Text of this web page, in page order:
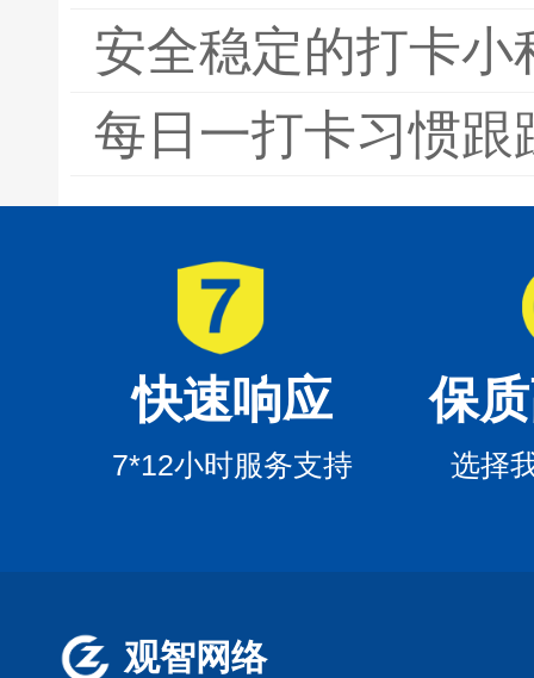
安全稳定的打卡小
每日一打卡习惯跟
快速响应
7*12小时服务支持
保
选择
观智网络